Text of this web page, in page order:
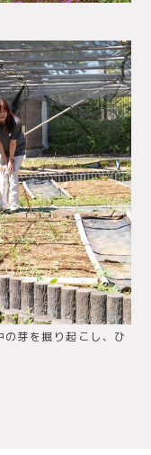
芽を掘り起こし、ひ